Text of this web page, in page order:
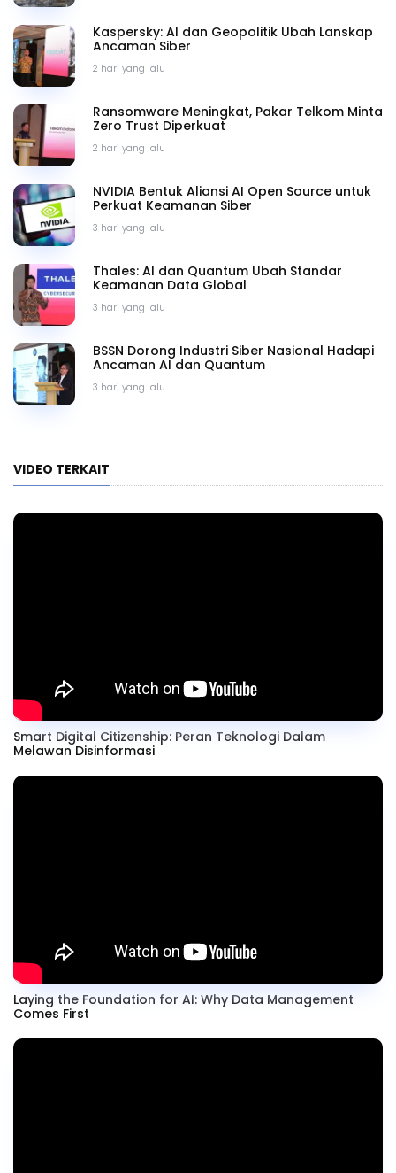
2 hari yang lalu
Kaspersky: AI dan Geopolitik Ubah Lanskap
Ancaman Siber
2 hari yang lalu
Ransomware Meningkat, Pakar Telkom Minta
Zero Trust Diperkuat
3 hari yang lalu
NVIDIA Bentuk Aliansi AI Open Source untuk
Perkuat Keamanan Siber
3 hari yang lalu
Thales: AI dan Quantum Ubah Standar
Keamanan Data Global
3 hari yang lalu
BSSN Dorong Industri Siber Nasional Hadapi
Ancaman AI dan Quantum
VIDEO TERKAIT
Smart Digital Citizenship: Peran Teknologi Dalam
Melawan Disinformasi
Laying the Foundation for AI: Why Data Management
Comes First